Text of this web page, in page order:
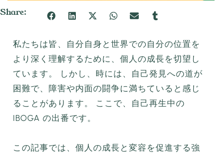
Share:
私たちは皆、自分自身と世界での自分の位置を
より深く理解するために、個人の成長を切望し
ています。 しかし、時には、自己発見への道が
困難で、障害や内面の闘争に満ちていると感じ
ることがあります。 ここで、自己再生中の
IBOGA の出番です。
この記事では、個人の成長と変容を促進する強